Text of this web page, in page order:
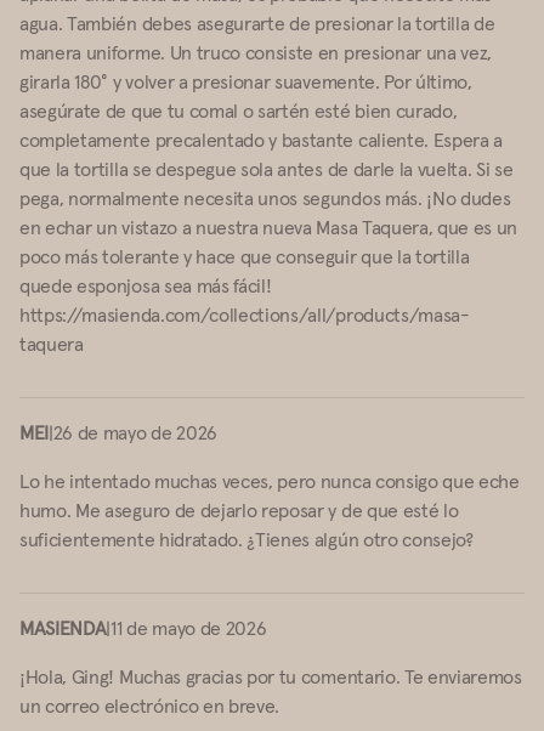
agua. También debes asegurarte de presionar la tortilla de
manera uniforme. Un truco consiste en presionar una vez,
girarla 180° y volver a presionar suavemente. Por último,
asegúrate de que tu comal o sartén esté bien curado,
completamente precalentado y bastante caliente. Espera a
que la tortilla se despegue sola antes de darle la vuelta. Si se
pega, normalmente necesita unos segundos más. ¡No dudes
en echar un vistazo a nuestra nueva Masa Taquera, que es un
poco más tolerante y hace que conseguir que la tortilla
quede esponjosa sea más fácil!
https://masienda.com/collections/all/products/masa-
taquera
MEI|26 de mayo de 2026
Lo he intentado muchas veces, pero nunca consigo que eche
humo. Me aseguro de dejarlo reposar y de que esté lo
suficientemente hidratado. ¿Tienes algún otro consejo?
MASIENDA|11 de mayo de 2026
¡Hola, Ging! Muchas gracias por tu comentario. Te enviaremos
un correo electrónico en breve.